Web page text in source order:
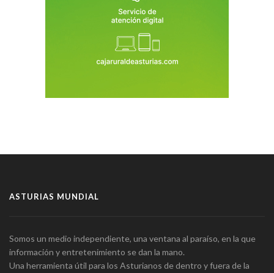
ASTURIAS MUNDIAL
Somos un medio independiente, una ventana al paraíso, en la que
información y entretenimiento se dan la mano.
Una herramienta útil para los Asturianos de dentro y fuera de la